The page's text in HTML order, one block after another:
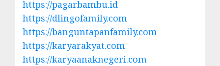
https://pagarbambu.id
https://dlingofamily.com
https://banguntapanfamily.com
https://karyarakyat.com
https://karyaanaknegeri.com